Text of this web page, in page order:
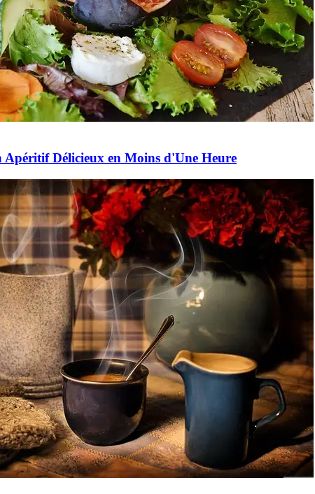
Apéritif Délicieux en Moins d'Une Heure